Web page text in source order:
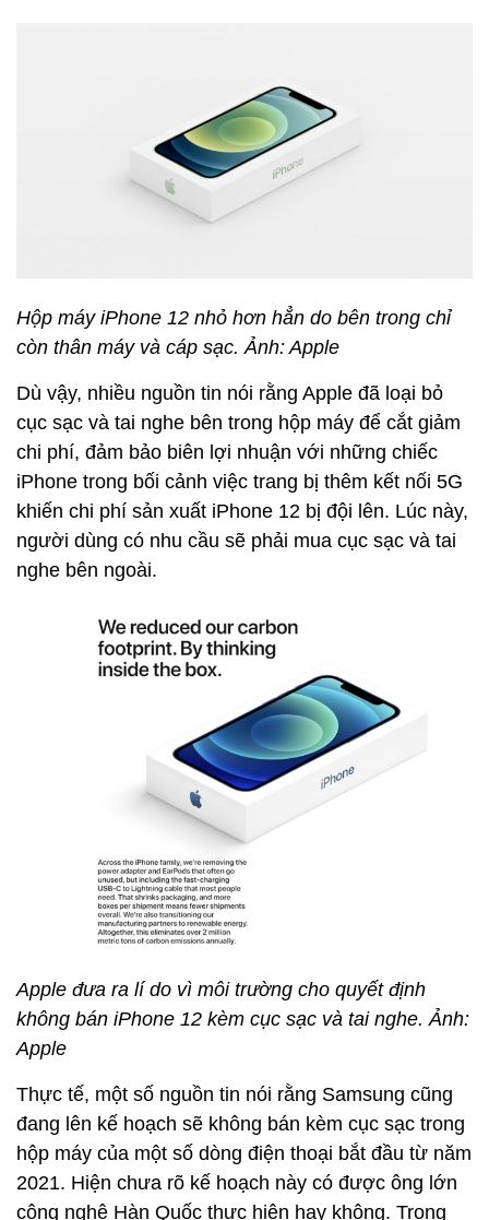
Hộp máy iPhone 12 nhỏ hơn hẳn do bên trong chỉ
còn thân máy và cáp sạc. Ảnh: Apple
Dù vậy, nhiều nguồn tin nói rằng Apple đã loại bỏ
cục sạc và tai nghe bên trong hộp máy để cắt giảm
chi phí, đảm bảo biên lợi nhuận với những chiếc
iPhone trong bối cảnh việc trang bị thêm kết nối 5G
khiến chi phí sản xuất iPhone 12 bị đội lên. Lúc này,
người dùng có nhu cầu sẽ phải mua cục sạc và tai
nghe bên ngoài.
Apple đưa ra lí do vì môi trường cho quyết định
không bán iPhone 12 kèm cục sạc và tai nghe. Ảnh:
Apple
Thực tế, một số nguồn tin nói rằng Samsung cũng
đang lên kế hoạch sẽ không bán kèm cục sạc trong
hộp máy của một số dòng điện thoại bắt đầu từ năm
2021. Hiện chưa rõ kế hoạch này có được ông lớn
công nghệ Hàn Quốc thực hiện hay không. Trong